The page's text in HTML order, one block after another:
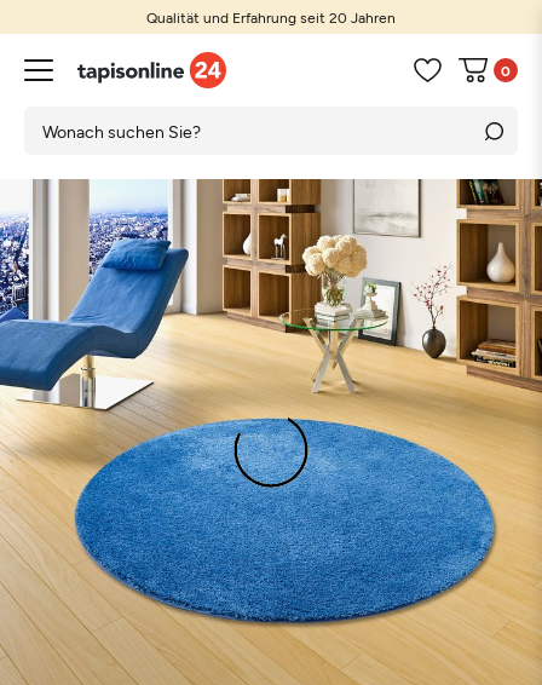
Qualität und Erfahrung seit 20 Jahren
0